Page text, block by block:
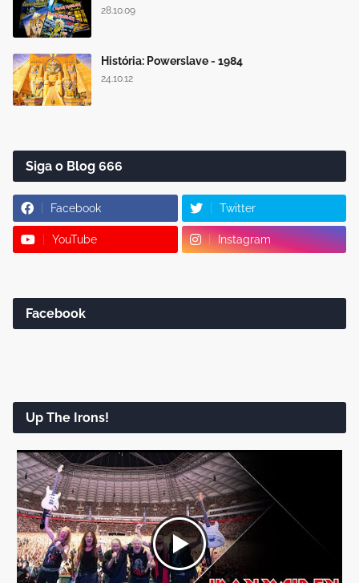
28.10.09
História: Powerslave - 1984
24.10.12
Siga o Blog 666
Facebook Twitter
YouTube Instagram
Facebook
Up The Irons!